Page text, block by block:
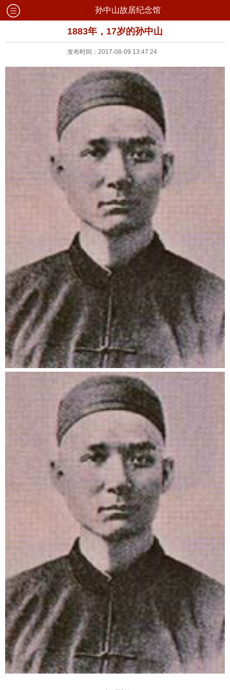
孙中山故居纪念馆
1883年，17岁的孙中山
发布时间：2017-08-09 13:47:24